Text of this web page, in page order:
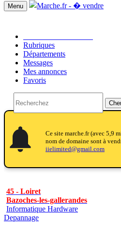
Menu
Rubriques
Départements
Messages
Mes annonces
Favoris
notifications
notifications
Ce site marche.fr (avec 5,9
nom de domaine sont à
iielimited@gmail.com
45 - Loiret
Bazoches-les-gallerandes
Informatique Hardware
Depannage